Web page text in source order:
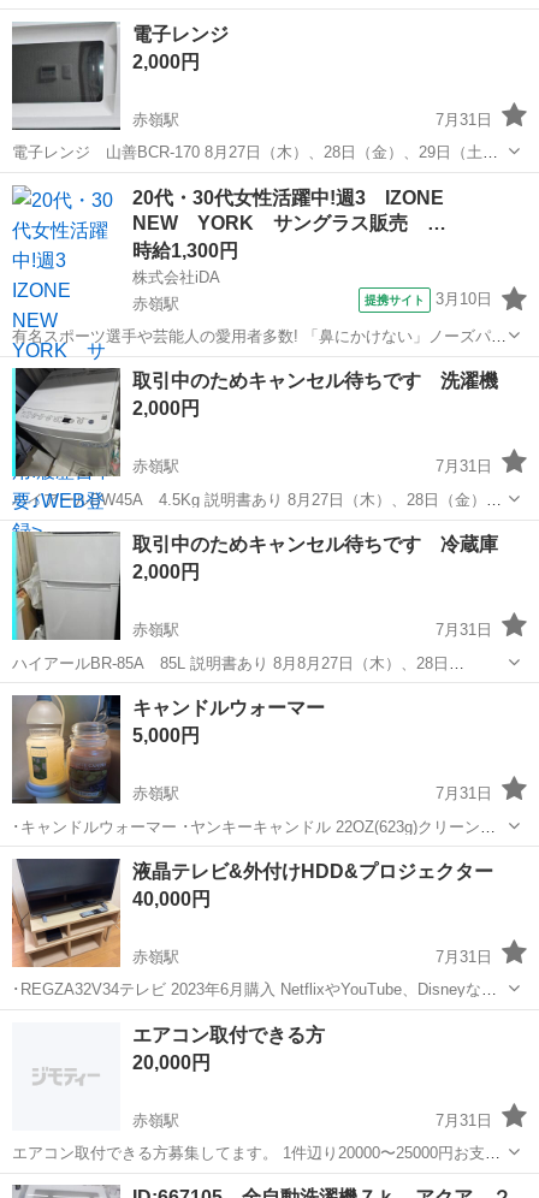
スピーカー LEDライト付き Bluetooth5.3 ステレオ 2台ペアリング ワイ
沖縄 那覇市 赤嶺駅
電子レンジ
2,000円
赤嶺駅
7月31日
電子レンジ 山善BCR-170 8月27日（木）、28日（金）、29日（土）
30日（日）31日（月） 上記日程でお取り引きお願いいたします
沖縄 赤嶺駅 キッチン家電
20代・30代女性活躍中!週3 IZONE
NEW YORK サングラス販売 …
時給1,300円
株式会社iDA
赤嶺駅
提携サイト 3月10日
有名スポーツ選手や芸能人の愛用者多数! 「鼻にかけない」ノーズパッ
ドレスサングラスなど、心地よさと機能性にこだわったアイウェアを
展開する「IZONE NEWYORK」で販売スタッフを募集◎ ・サングラ
スの接客販売 ・レジ ...
沖縄 那覇市 赤嶺駅 その他
取引中のためキャンセル待ちです 洗濯機
2,000円
赤嶺駅
7月31日
ハイアールBW45A 4.5Kg 説明書あり 8月27日（木）、28日（金）、
29日（土）30日（日）31日（月） 上記でお取り引きお願いいたします
沖縄 那覇市 赤嶺駅 生活家電
取引中のためキャンセル待ちです 冷蔵庫
2,000円
赤嶺駅
7月31日
ハイアールBR-85A 85L 説明書あり 8月8月27日（木）、28日
（金）、29日（土）30日（日）31日（月
沖縄 那覇市 赤嶺駅 キッチン家電
キャンドルウォーマー
5,000円
赤嶺駅
7月31日
･キャンドルウォーマー ･ヤンキーキャンドル 22OZ(623g)クリーンコ
ットン ･ヤンキーキャンドル22OZ(623g)レモンラベンダー 3点セット
です。 使用感ありますが部屋中いい香りがして まだまだ使えます。
が…...
沖縄 糸満市 赤嶺駅 その他 キャンドルウォーマー
液晶テレビ&外付けHDD&プロジェクター
40,000円
赤嶺駅
7月31日
･REGZA32V34テレビ 2023年6月購入 NetflixやYouTube、Disneyなど
寝室で見よう！と購入したものの… ほとんど使わないので出品しまし
た。 取説や付属品などもあり! ･BUFFALO外付けH...
テレビ
エアコン取付できる方
20,000円
赤嶺駅
7月31日
エアコン取付できる方募集してます。 1件辺り20000〜25000円お支払
いします。 多い時は1日3台程あります。
沖縄 糸満市 季節、空調家電